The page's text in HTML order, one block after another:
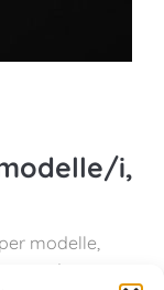
i,
modelle,
di